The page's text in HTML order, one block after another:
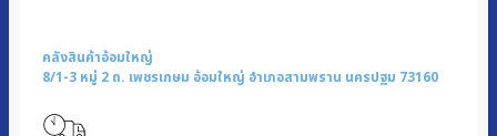
คลังสินค้าอ้อมใหญ่
8/1-3 หมู่ 2 ถ. เพชรเกษม อ้อมใหญ่ อำเภอสามพราน นครปฐม 73160